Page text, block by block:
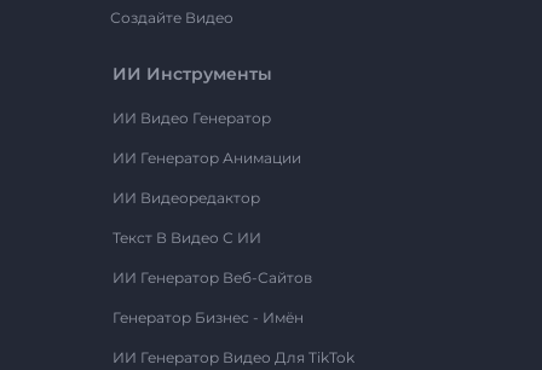
Создайте Видео
ИИ Инструменты
ИИ Видео Генератор
ИИ Генератор Анимации
ИИ Видеоредактор
Текст В Видео С ИИ
ИИ Генератор Веб-Сайтов
Генератор Бизнес - Имён
ИИ Генератор Видео Для TikTok